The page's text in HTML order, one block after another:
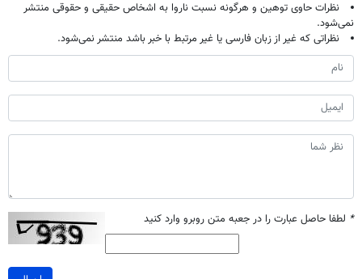
نظرات حاوی توهین و هرگونه نسبت ناروا به اشخاص حقیقی و حقوقی منتشر
نمی‌شود.
نظراتی که غیر از زبان فارسی یا غیر مرتبط با خبر باشد منتشر نمی‌شود.
* لطفا حاصل عبارت را در جعبه متن روبرو وارد کنید